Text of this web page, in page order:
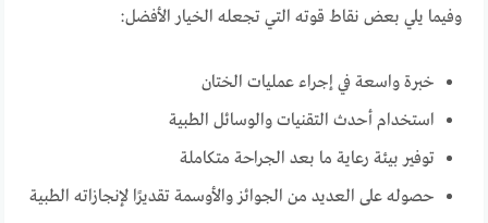
وفيما يلي بعض نقاط قوته التي تجعله الخيار الأفضل:
خبرة واسعة في إجراء عمليات الختان
استخدام أحدث التقنيات والوسائل الطبية
توفير بيئة رعاية ما بعد الجراحة متكاملة
حصوله على العديد من الجوائز والأوسمة تقديرًا لإنجازاته الطبية